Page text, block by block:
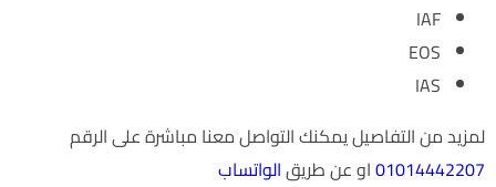
IAF
EOS
IAS
لمزيد من التفاصيل يمكنك التواصل معنا مباشرة على الرقم
01014442207او عن طريقالواتساب